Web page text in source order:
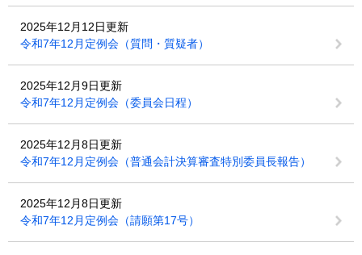
2025年12月12日更新
令和7年12月定例会（質問・質疑者）
2025年12月9日更新
令和7年12月定例会（委員会日程）
2025年12月8日更新
令和7年12月定例会（普通会計決算審査特別委員長報告）
2025年12月8日更新
令和7年12月定例会（請願第17号）